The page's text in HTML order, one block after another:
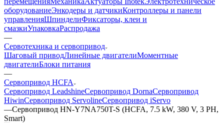
оборудованиеЭнкодеры и датчикиКонтроллеры и панели
управленияШпинделиФиксаторы, клеи и
смазкиУпаковкаРаспродажа
—
Сервотехника и сервопривод
Шаговый приводЛинейные двигателиМоментные
двигателиБлоки питания
—
Сервопривод HCFA
Сервопривод LeadshineСервопривод DornaСервопривод
HiwinСервопривод ServolineСервопривод iServo
—Сервопривод HN-Y7NA750T-S (HCFA, 7.5 kW, 380 V, 3 PH,
Smart)